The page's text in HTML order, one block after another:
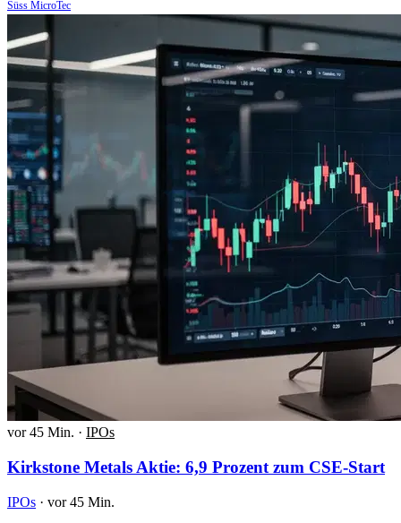
Süss MicroTec
vor 45 Min. · IPOs
Kirkstone Metals Aktie: 6,9 Prozent zum CSE-Start
IPOs · vor 45 Min.